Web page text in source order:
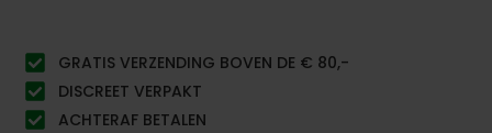
GRATIS VERZENDING BOVEN DE € 80,-
DISCREET VERPAKT
ACHTERAF BETALEN